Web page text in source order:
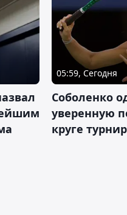
05:59, Сегодня
Соболенко
уверенную
круге